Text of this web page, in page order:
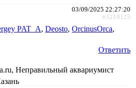
03/09/2025 22:27:20
#3219125
PAT_A, Deosto, ОrcinusОrca,
Ответить
Неправильный аквариумист